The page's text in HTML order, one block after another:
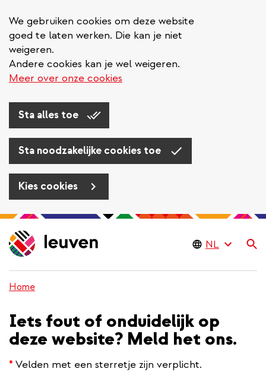
We gebruiken cookies om deze website
goed te laten werken. Die kan je niet
weigeren.
Andere cookies kan je wel weigeren.
Meer over onze cookies
Sta alles toe
Sta noodzakelijke cookies toe
Kies cookies
Overslaan
en
naar
gaan
Home
Iets fout of onduidelijk op
deze website? Meld het ons.
* Velden met een sterretje zijn verplicht.